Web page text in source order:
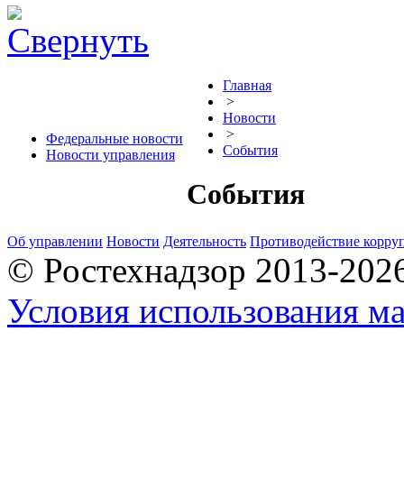
Федеральные новости
Новости управления
Главная
>
Новости
>
События
События
Об управлении Новости Деятельность Противодействие
© Ростехнадзор 2013-
Условия использования